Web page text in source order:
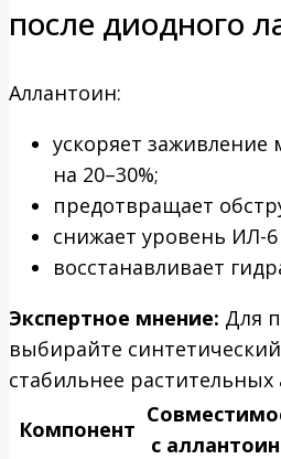
после диодного
Аллантоин:
ускоряет
на 20–30%;
предотвращает
снижает уровень ИЛ-
восстанавливает
Экспертное мнение: Для
выбирайте
стабильнее растительных
Компонент
с